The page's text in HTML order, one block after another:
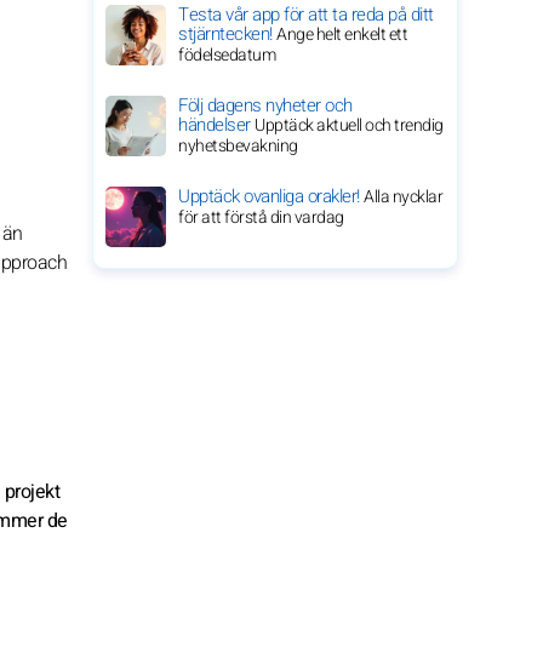
de
Testa vår app för att ta reda på ditt
stjärntecken!Ange helt enkelt ett
födelsedatum
Följ dagens nyheter och
händelserUpptäck aktuell och trendig
nyhetsbevakning
Upptäck ovanliga orakler!Alla nycklar
för att förstå din vardag